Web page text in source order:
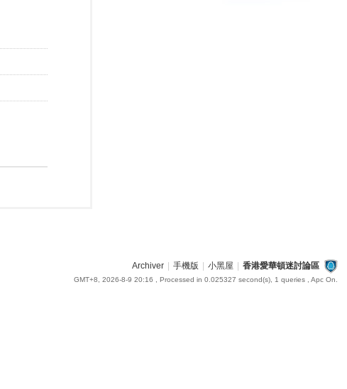
Archiver 手機版 小黑屋 香港愛華頓迷討論區
GMT+8, 2026-8-9 20:16 , Processed in 0.025327 second(s), 1 queries , Apc On.